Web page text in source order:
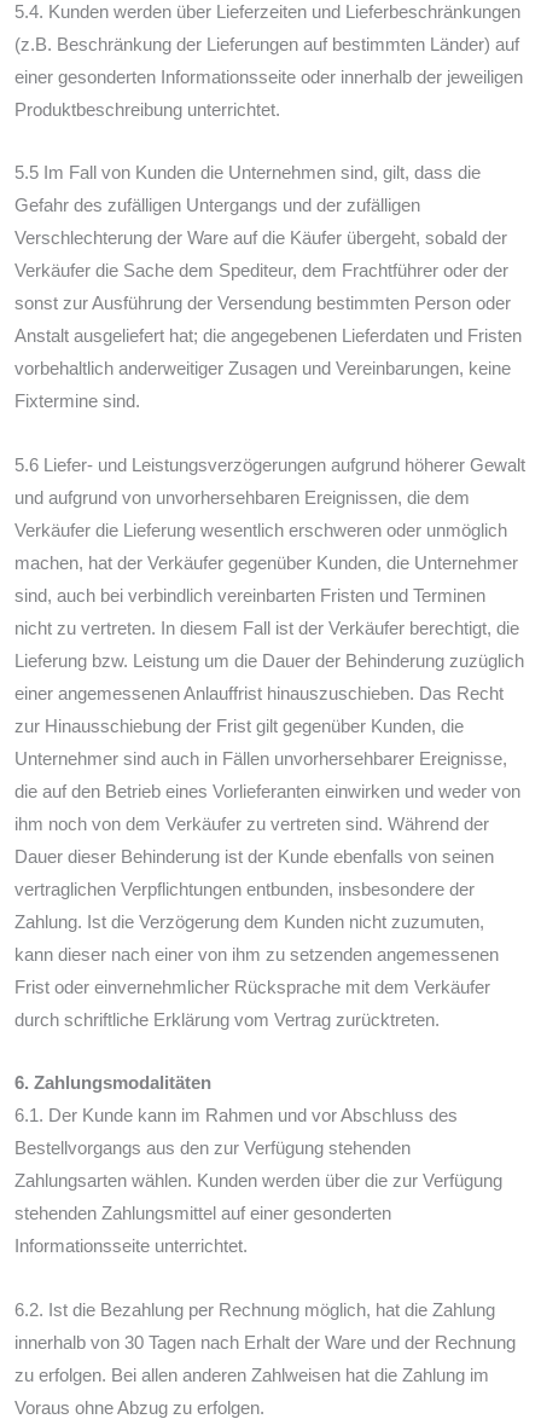
5.4. Kunden werden über Lieferzeiten und Lieferbeschränkungen
(z.B. Beschränkung der Lieferungen auf bestimmten Länder) auf
einer gesonderten Informationsseite oder innerhalb der jeweiligen
Produktbeschreibung unterrichtet.
5.5 Im Fall von Kunden die Unternehmen sind, gilt, dass die
Gefahr des zufälligen Untergangs und der zufälligen
Verschlechterung der Ware auf die Käufer übergeht, sobald der
Verkäufer die Sache dem Spediteur, dem Frachtführer oder der
sonst zur Ausführung der Versendung bestimmten Person oder
Anstalt ausgeliefert hat; die angegebenen Lieferdaten und Fristen
vorbehaltlich anderweitiger Zusagen und Vereinbarungen, keine
Fixtermine sind.
5.6 Liefer- und Leistungsverzögerungen aufgrund höherer Gewalt
und aufgrund von unvorhersehbaren Ereignissen, die dem
Verkäufer die Lieferung wesentlich erschweren oder unmöglich
machen, hat der Verkäufer gegenüber Kunden, die Unternehmer
sind, auch bei verbindlich vereinbarten Fristen und Terminen
nicht zu vertreten. In diesem Fall ist der Verkäufer berechtigt, die
Lieferung bzw. Leistung um die Dauer der Behinderung zuzüglich
einer angemessenen Anlauffrist hinauszuschieben. Das Recht
zur Hinausschiebung der Frist gilt gegenüber Kunden, die
Unternehmer sind auch in Fällen unvorhersehbarer Ereignisse,
die auf den Betrieb eines Vorlieferanten einwirken und weder von
ihm noch von dem Verkäufer zu vertreten sind. Während der
Dauer dieser Behinderung ist der Kunde ebenfalls von seinen
vertraglichen Verpflichtungen entbunden, insbesondere der
Zahlung. Ist die Verzögerung dem Kunden nicht zuzumuten,
kann dieser nach einer von ihm zu setzenden angemessenen
Frist oder einvernehmlicher Rücksprache mit dem Verkäufer
durch schriftliche Erklärung vom Vertrag zurücktreten.
6. Zahlungsmodalitäten
6.1. Der Kunde kann im Rahmen und vor Abschluss des
Bestellvorgangs aus den zur Verfügung stehenden
Zahlungsarten wählen. Kunden werden über die zur Verfügung
stehenden Zahlungsmittel auf einer gesonderten
Informationsseite unterrichtet.
6.2. Ist die Bezahlung per Rechnung möglich, hat die Zahlung
innerhalb von 30 Tagen nach Erhalt der Ware und der Rechnung
zu erfolgen. Bei allen anderen Zahlweisen hat die Zahlung im
Voraus ohne Abzug zu erfolgen.